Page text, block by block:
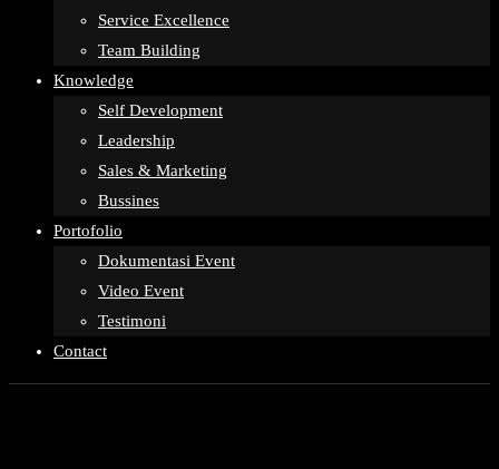
Service Excellence
Team Building
Knowledge
Self Development
Leadership
Sales & Marketing
Bussines
Portofolio
Dokumentasi Event
Video Event
Testimoni
Contact